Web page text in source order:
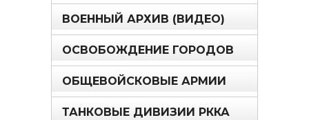
ВОЕННЫЙ АРХИВ (ВИДЕО)
ОСВОБОЖДЕНИЕ ГОРОДОВ
ОБЩЕВОЙСКОВЫЕ АРМИИ
ТАНКОВЫЕ ДИВИЗИИ РККА